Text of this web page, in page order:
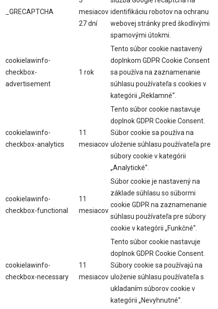
_GRECAPTCHA
mesiacov
27 dní
identifikáciu robotov na ochranu
webovej stránky pred škodlivými
spamovými útokmi.
cookielawinfo-
checkbox-
advertisement
1 rok
Tento súbor cookie nastavený
doplnkom GDPR Cookie Consent
sa používa na zaznamenanie
súhlasu používateľa s cookies v
kategórii „Reklamné“.
cookielawinfo-
checkbox-analytics
11
mesiacov
Tento súbor cookie nastavuje
doplnok GDPR Cookie Consent.
Súbor cookie sa používa na
uloženie súhlasu používateľa pre
súbory cookie v kategórii
„Analytické“.
cookielawinfo-
checkbox-functional
11
mesiacov
Súbor cookie je nastavený na
základe súhlasu so súbormi
cookie GDPR na zaznamenanie
súhlasu používateľa pre súbory
cookie v kategórii „Funkčné“.
cookielawinfo-
checkbox-necessary
11
mesiacov
Tento súbor cookie nastavuje
doplnok GDPR Cookie Consent.
Súbory cookie sa používajú na
uloženie súhlasu používateľa s
ukladaním súborov cookie v
kategórii „Nevyhnutné“.